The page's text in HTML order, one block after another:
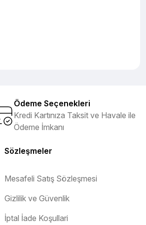
Ödeme Seçenekleri
Kredi Kartınıza Taksit ve Havale ile
Ödeme İmkanı
Sözleşmeler
Mesafeli Satış Sözleşmesi
Gizlilik ve Güvenlik
İptal İade Koşullari